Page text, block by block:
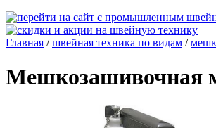
Главная /швейная техника по видам /
Мешкозашивочная